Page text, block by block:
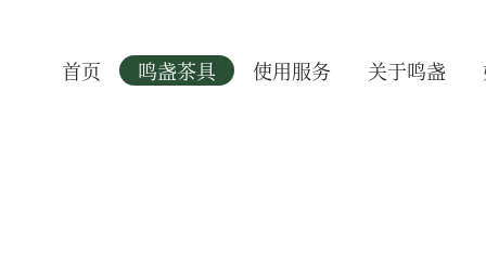
首页 鸣盏茶具 使用服务 关于鸣盏